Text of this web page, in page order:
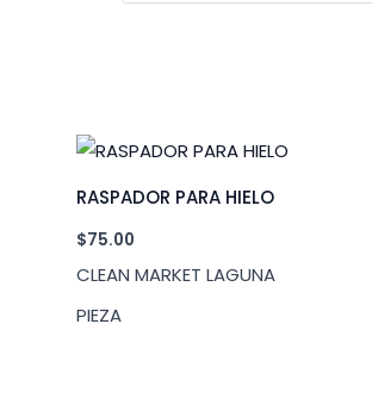
RASPADOR PARA HIELO
$75.00
CLEAN MARKET LAGUNA
PIEZA